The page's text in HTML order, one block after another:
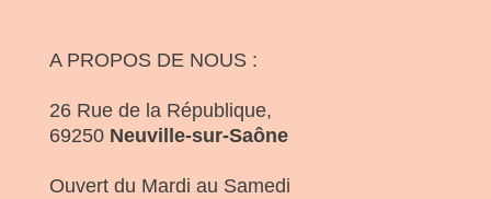
A PROPOS DE NOUS :
26 Rue de la République,
69250 Neuville-sur-Saône
Ouvert du Mardi au Samedi